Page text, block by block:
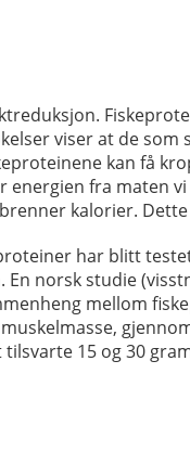
viser at de
kan få
energien fra maten
kalorier.
har blitt
norsk studie
mellom
15 og 30